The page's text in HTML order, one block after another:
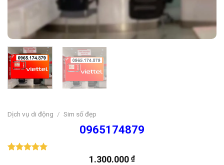
Dịch vụ di động / Sim số đẹp
0965174879
1.300.000 ₫